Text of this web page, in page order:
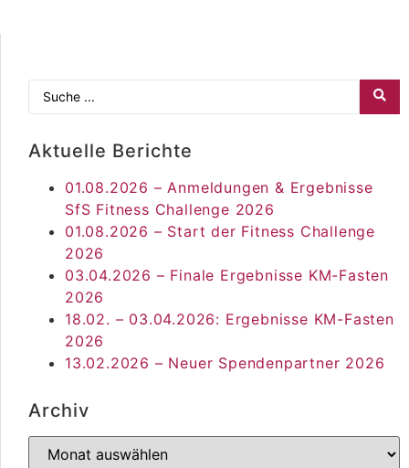
Aktuelle Berichte
01.08.2026 – Anmeldungen & Ergebnisse
SfS Fitness Challenge 2026
01.08.2026 – Start der Fitness Challenge
2026
03.04.2026 – Finale Ergebnisse KM-Fasten
2026
18.02. – 03.04.2026: Ergebnisse KM-Fasten
2026
13.02.2026 – Neuer Spendenpartner 2026
Archiv